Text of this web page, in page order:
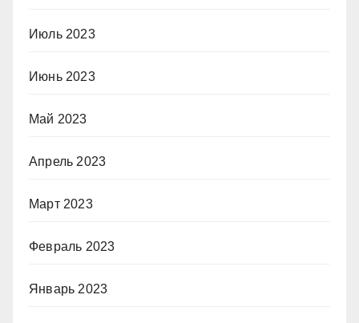
Июль 2023
Июнь 2023
Май 2023
Апрель 2023
Март 2023
Февраль 2023
Январь 2023